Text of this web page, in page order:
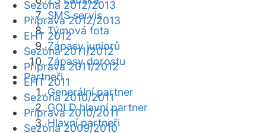
SMS servis
Týmová fota
Zápasy juniorů
Zápasy dorostu
Partneři
Generální partner
GOLD hlavní partner
Hlavní partneři
Sezóna 2012/2013
Příprava 2012/2013
EHT 2012
Sezóna 2011/2012
Příprava 2011/2012
EHT 2011
Sezóna 2010/2011
Příprava 2010/2011
Sezóna 2009/2010